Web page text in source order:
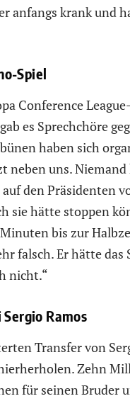
anfangs krank und
Spiel
Conference
es Sprechchöre
haben sich
uns.
den Präsidenten
sie hätte stoppen
bis zur
falsch. Er hätte das
nicht.“
Ramos
Transfer von
Zehn
für seinen Bruder